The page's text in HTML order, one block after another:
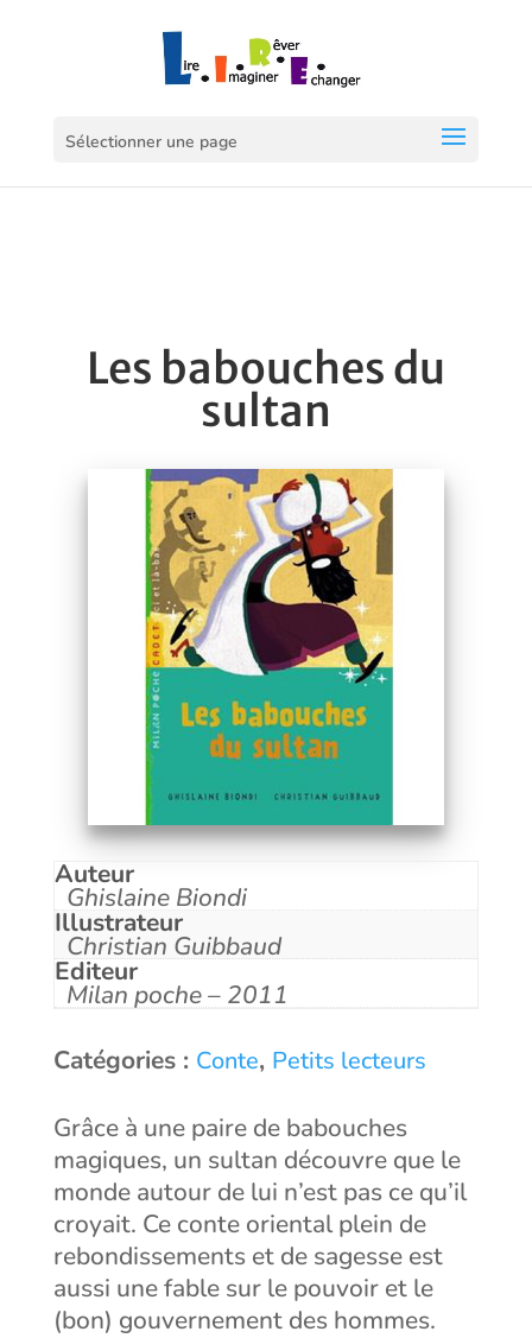
Sélectionner une page
Les babouches du
sultan
Auteur
Ghislaine Biondi
Illustrateur
Christian Guibbaud
Editeur
Milan poche – 2011
Catégories : Conte, Petits lecteurs
Grâce à une paire de babouches
magiques, un sultan découvre que le
monde autour de lui n’est pas ce qu’il
croyait. Ce conte oriental plein de
rebondissements et de sagesse est
aussi une fable sur le pouvoir et le
(bon) gouvernement des hommes.